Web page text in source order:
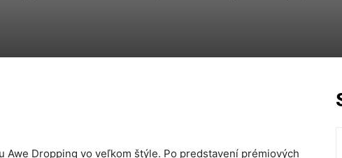
Awe Dropping vo veľkom štýle. Po predstavení prémiových